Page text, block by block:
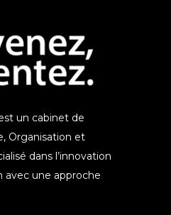
un cabinet de
Organisation et
dans l’innovation
avec une approche